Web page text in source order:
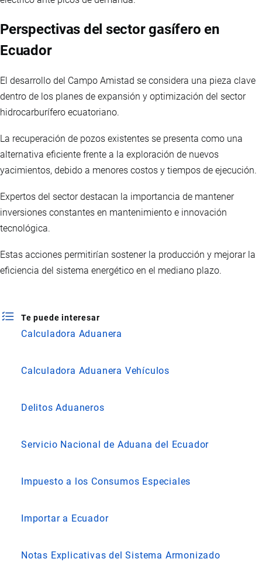
Perspectivas del sector gasífero en
Ecuador
El desarrollo del Campo Amistad se considera una pieza clave
dentro de los planes de expansión y optimización del sector
hidrocarburífero ecuatoriano.
La recuperación de pozos existentes se presenta como una
alternativa eficiente frente a la exploración de nuevos
yacimientos, debido a menores costos y tiempos de ejecución.
Expertos del sector destacan la importancia de mantener
inversiones constantes en mantenimiento e innovación
tecnológica.
Estas acciones permitirían sostener la producción y mejorar la
eficiencia del sistema energético en el mediano plazo.
Te puede interesar
Calculadora Aduanera
Calculadora Aduanera Vehículos
Delitos Aduaneros
Servicio Nacional de Aduana del Ecuador
Impuesto a los Consumos Especiales
Importar a Ecuador
Notas Explicativas del Sistema Armonizado